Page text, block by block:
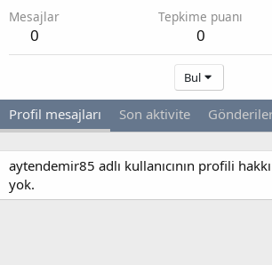
Mesajlar
0
Tepkime puanı
0
Bul
Profil mesajları Son aktivite
aytendemir85 adlı kullanıcının profili
yok.